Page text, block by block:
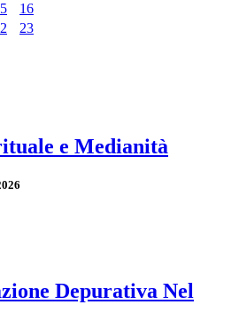
16
23
e Medianità
Depurativa Nel